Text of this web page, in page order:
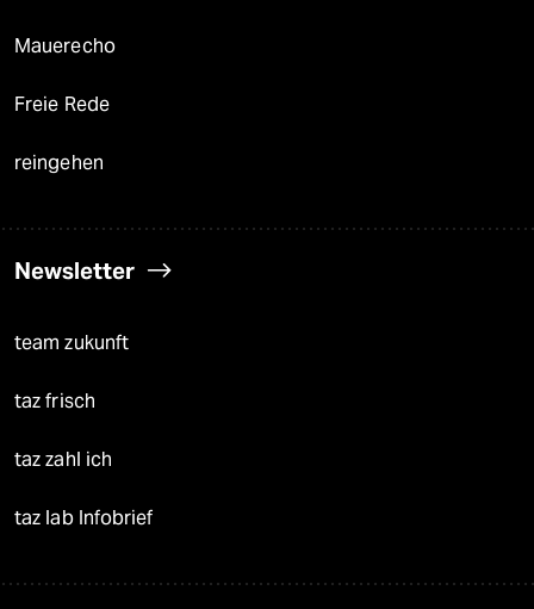
Mauerecho
Freie Rede
reingehen
Newsletter
team zukunft
taz frisch
taz zahl ich
taz lab Infobrief